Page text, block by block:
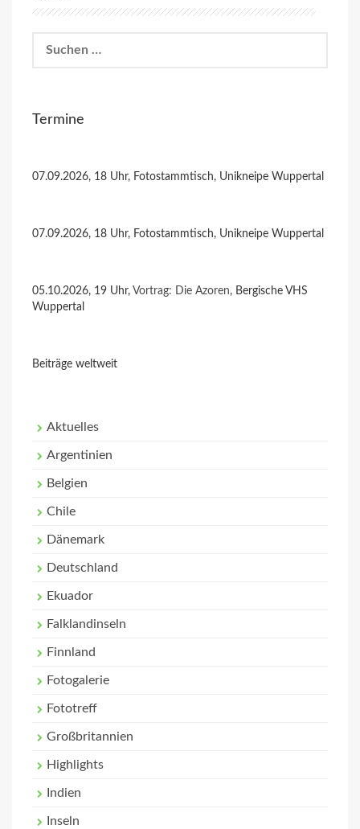
nach:
Termine
07.09.2026, 18 Uhr, Fotostammtisch, Unikneipe Wuppertal
07.09.2026, 18 Uhr, Fotostammtisch, Unikneipe Wuppertal
05.10.2026, 19 Uhr, Vortrag: Die Azoren, Bergische VHS
Wuppertal
Beiträge weltweit
Aktuelles
Argentinien
Belgien
Chile
Dänemark
Deutschland
Ekuador
Falklandinseln
Finnland
Fotogalerie
Fototreff
Großbritannien
Highlights
Indien
Inseln